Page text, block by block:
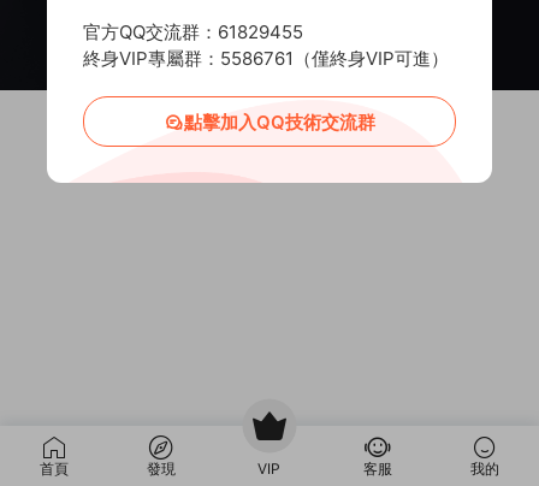
Copyright © 2012-2025 MiR6.COMAll Rights Reserved
投訴郵箱： Mail@Mir6.com 蜀ICP備2022016462号-2
首頁 發現 VIP 客服 我的
官方QQ交流群：61829455
終身VIP專屬群：5586761（僅終身VIP可進）
點擊加入QQ技術交流群